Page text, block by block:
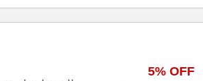
5% OFF